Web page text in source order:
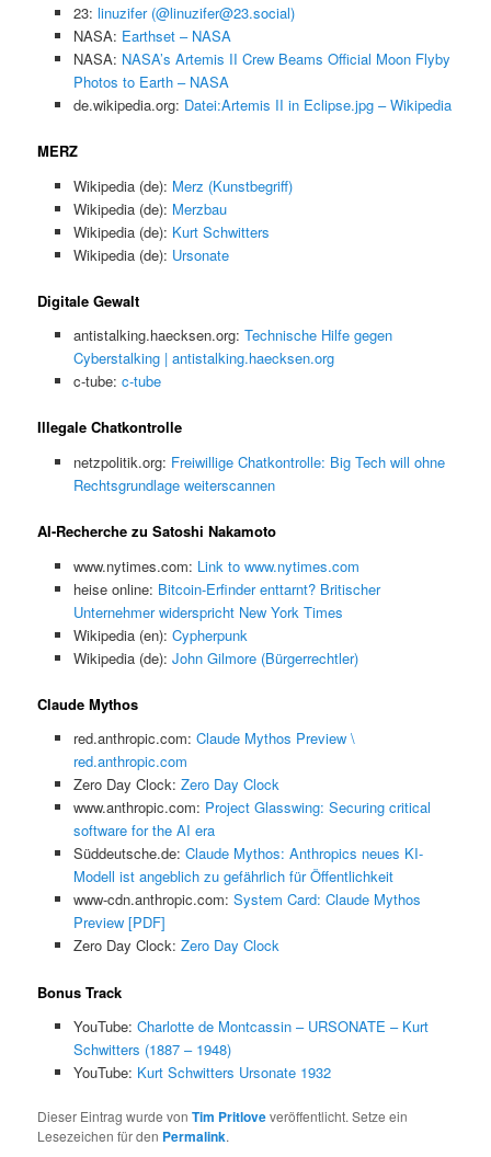
23: linuzifer (@linuzifer@23.social)
NASA: Earthset – NASA
NASA: NASA’s Artemis II Crew Beams Official Moon Flyby
Photos to Earth – NASA
de.wikipedia.org: Datei:Artemis II in Eclipse.jpg – Wikipedia
MERZ
Wikipedia (de): Merz (Kunstbegriff)
Wikipedia (de): Merzbau
Wikipedia (de): Kurt Schwitters
Wikipedia (de): Ursonate
Digitale Gewalt
antistalking.haecksen.org: Technische Hilfe gegen
Cyberstalking | antistalking.haecksen.org
c-tube: c-tube
Illegale Chatkontrolle
netzpolitik.org: Freiwillige Chatkontrolle: Big Tech will ohne
Rechtsgrundlage weiterscannen
AI-Recherche zu Satoshi Nakamoto
www.nytimes.com: Link to www.nytimes.com
heise online: Bitcoin-Erfinder enttarnt? Britischer
Unternehmer widerspricht New York Times
Wikipedia (en): Cypherpunk
Wikipedia (de): John Gilmore (Bürgerrechtler)
Claude Mythos
red.anthropic.com: Claude Mythos Preview \
red.anthropic.com
Zero Day Clock: Zero Day Clock
www.anthropic.com: Project Glasswing: Securing critical
software for the AI era
Süddeutsche.de: Claude Mythos: Anthropics neues KI-
Modell ist angeblich zu gefährlich für Öffentlichkeit
www-cdn.anthropic.com: System Card: Claude Mythos
Preview [PDF]
Zero Day Clock: Zero Day Clock
Bonus Track
YouTube: Charlotte de Montcassin – URSONATE – Kurt
Schwitters (1887 – 1948)
YouTube: Kurt Schwitters Ursonate 1932
Dieser Eintrag wurde vonTim Pritloveveröffentlicht. Setze ein
Lesezeichen für den Permalink.